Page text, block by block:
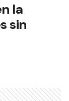
la
sin